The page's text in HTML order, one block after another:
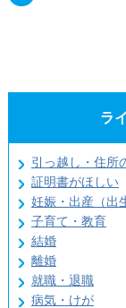
ラ
引っ越し・住所
証明書がほしい
妊娠・出産（出
子育て・教育
結婚
離婚
就職・退職
病気・けが